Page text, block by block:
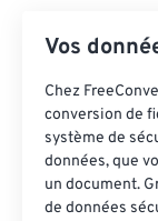
Vos
Chez
conversion de
système de
données, que
un document.
de données